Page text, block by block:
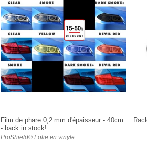
Film de phare 0,2 mm d'épaisseur - 40cm
- back in stock!
ProShield® Folie en vinyle